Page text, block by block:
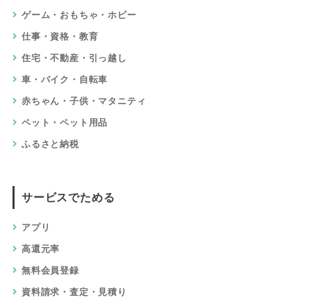
ゲーム・おもちゃ・ホビー
仕事・資格・教育
住宅・不動産・引っ越し
車・バイク・自転車
赤ちゃん・子供・マタニティ
ペット・ペット用品
ふるさと納税
サービスでためる
アプリ
高還元率
無料会員登録
資料請求・査定・見積り